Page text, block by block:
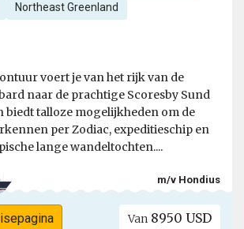
Northeast Greenland
voert je van het rijk van de
naar de prachtige Scoresby Sund
biedt talloze mogelijkheden om de
per Zodiac, expeditieschip en
lange wandeltochten....
m/v Hondius
Van 8950 USD